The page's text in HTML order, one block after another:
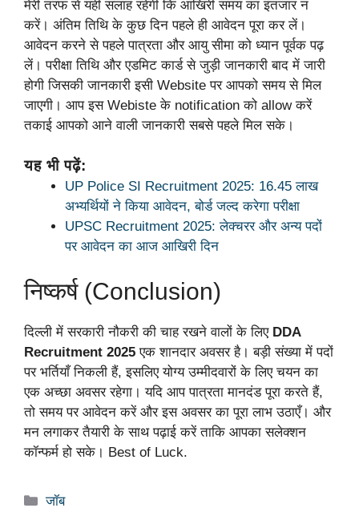
मेरी तरफ से यही सलाह रहेगी कि आखिरी समय का इंतजार न
करें। अंतिम तिथि के कुछ दिन पहले ही आवेदन पूरा कर लें।
आवेदन करने से पहले पात्रता और आयु सीमा को ध्यान पूर्वक पढ़
लें। परीक्षा तिथि और एडमिट कार्ड से जुड़ी जानकारी बाद में जारी
होगी जिसकी जानकारी इसी Website पर आपको समय से मिल
जाएगी। आप इस Webiste के notification को allow करें
तकाई आपको आने वाली जानकारी सबसे पहले मिल सके।
यह भी पढ़ें:
UP Police SI Recruitment 2025: 16.45 लाख
अभ्यर्थियों ने किया आवेदन, बोर्ड जल्द करेगा परीक्षा
UPSC Recruitment 2025: लेक्चरर और अन्य पदों
पर आवेदन का आज आखिरी दिन
निष्कर्ष (Conclusion)
दिल्ली में सरकारी नौकरी की चाह रखने वालों के लिए DDA
Recruitment 2025 एक शानदार अवसर है। बड़ी संख्या में पदों
पर भर्तियाँ निकली हैं, इसलिए योग्य उम्मीदवारों के लिए चयन का
एक अच्छा अवसर रहेगा। यदि आप पात्रता मानदंड पूरा करते हैं,
तो समय पर आवेदन करें और इस अवसर का पूरा लाभ उठाएँ। और
मन लगाकर तैयारी के साथ पढ़ाई करें ताकि आपका सलेक्शन
कॉन्फर्म हो सके। Best of Luck.
Categories
जॉब